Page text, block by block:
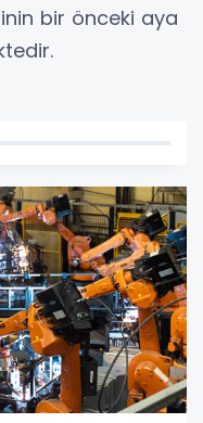
bir önceki aya